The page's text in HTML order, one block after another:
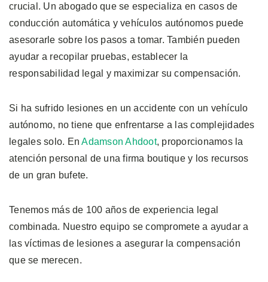
crucial. Un abogado que se especializa en casos de
conducción automática y vehículos autónomos puede
asesorarle sobre los pasos a tomar. También pueden
ayudar a recopilar pruebas, establecer la
responsabilidad legal y maximizar su compensación.
Si ha sufrido lesiones en un accidente con un vehículo
autónomo, no tiene que enfrentarse a las complejidades
legales solo. EnAdamson Ahdoot, proporcionamos la
atención personal de una firma boutique y los recursos
de un gran bufete.
Tenemos más de 100 años de experiencia legal
combinada. Nuestro equipo se compromete a ayudar a
las víctimas de lesiones a asegurar la compensación
que se merecen.